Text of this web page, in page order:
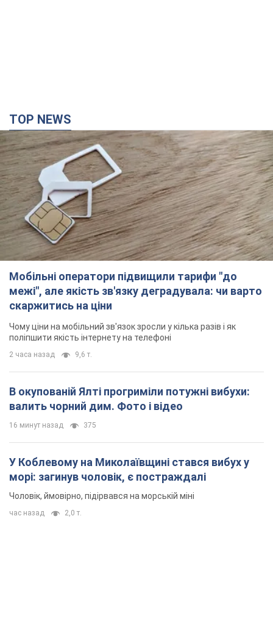
TOP NEWS
Мобільні оператори підвищили тарифи "до
межі", але якість зв'язку деградувала: чи варто
скаржитись на ціни
Чому ціни на мобільний зв'язок зросли у кілька разів і як
поліпшити якість інтернету на телефоні
2 часа назад 9,6 т.
В окупованій Ялті прогриміли потужні вибухи:
валить чорний дим. Фото і відео
16 минут назад 375
У Коблевому на Миколаївщині стався вибух у
морі: загинув чоловік, є постраждалі
Чоловік, ймовірно, підірвався на морській міні
час назад 2,0 т.